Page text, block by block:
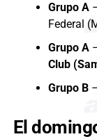
Grupo A
Federal
Grupo A
Club
Grupo B
El